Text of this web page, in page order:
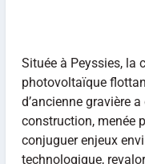
Située à Peyssies, la
photovoltaïque
d’ancienne gravière
construction, menée
conjuguer enjeux
technologique,